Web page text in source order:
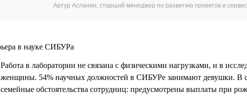
Артур Асланян, старший менеджер по развитию проектов и
Работа в лаборатории не связана с физическими нагрузками, и в
женщины. 54% научных должностей в СИБУРе занимают девушки. В
семейные обстоятельства сотрудниц: предусмотрены выплаты при